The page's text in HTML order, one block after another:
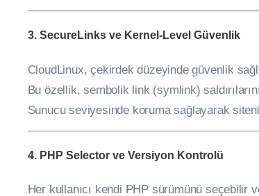
3. SecureLinks ve Kernel-Level Güvenlik
CloudLinux, çekirdek düzeyinde güvenlik
Bu özellik, sembolik link (symlink)
Sunucu seviyesinde koruma sağlayarak
4. PHP Selector ve Versiyon Kontrolü
Her kullanıcı kendi PHP sürümünü seçebilir